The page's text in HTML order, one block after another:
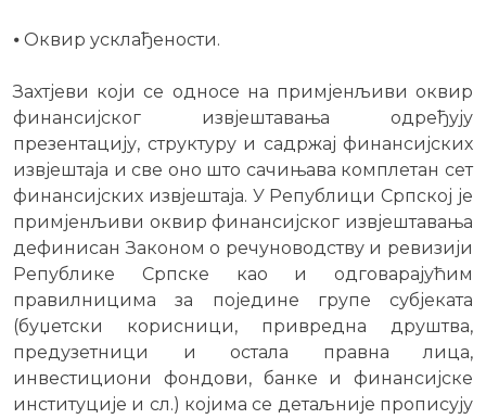
⦁ Оквир усклађености.
Захтјеви који се односе на примјенљиви оквир
финансијског извјештавања одређују
презентацију, структуру и садржај финансијских
извјештаја и све оно што сачињава комплетан сет
финансијских извјештаја. У Републици Српској је
примјенљиви оквир финансијског извјештавања
дефинисан Законом о речуноводству и ревизији
Републике Српске као и одговарајућим
правилницима за поједине групе субјеката
(буџетски корисници, привредна друштва,
предузетници и остала правна лица,
инвестициони фондови, банке и финансијске
институције и сл.) којима се детаљније прописују